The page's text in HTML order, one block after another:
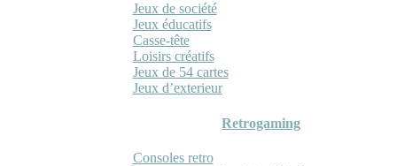
Jeux de société
Jeux éducatifs
Casse-tête
Loisirs créatifs
Jeux de 54 cartes
Jeux d’exterieur
Retrogaming
Consoles retro